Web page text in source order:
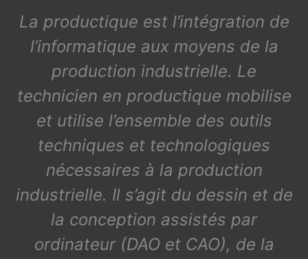
La productique est l’intégration de
l’informatique aux moyens de la
production industrielle. Le
technicien en productique mobilise
et utilise l’ensemble des outils
techniques et technologiques
nécessaires à la production
industrielle. Il s’agit du dessin et de
la conception assistés par
ordinateur (DAO et CAO), de la